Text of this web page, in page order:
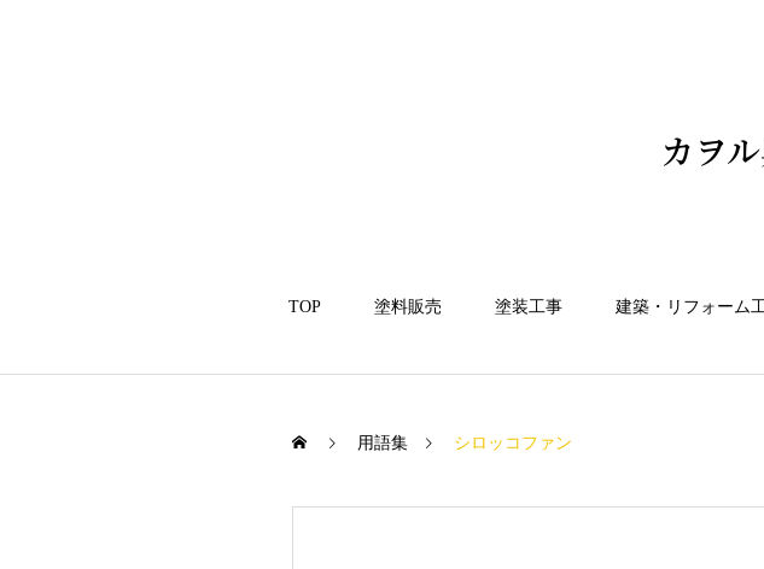
カヲ
TOP 塗料販売 塗装工事 建築・リフォーム
用語集 シロッコファン